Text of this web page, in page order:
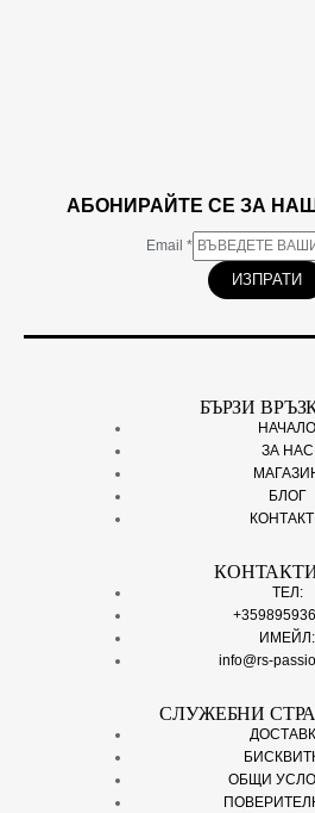
АБОНИРАЙТЕ СЕ ЗА
Email *
ИЗПРАТИ
БЪРЗИ
НАЧАЛО
ЗА НАС
БЛОГ
ТЕЛ:
ИМЕЙЛ:
info@rs-
СЛУЖЕБНИ
ОБЩИ